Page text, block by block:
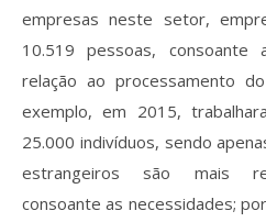
empresas neste setor,
10.519 pessoas,
relação ao processamento
exemplo, em 2015,
25.000 indivíduos, sendo
estrangeiros são mais
consoante as necessidades;